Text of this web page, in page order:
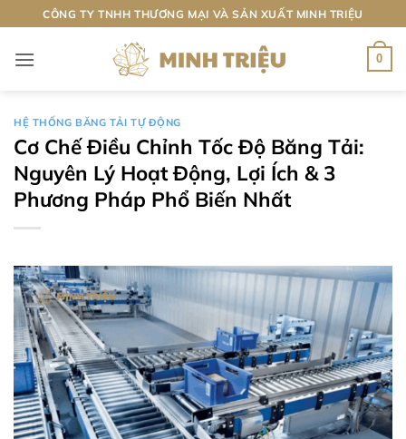
qua
nội
CÔNG TY TNHH THƯƠNG MẠI VÀ SẢN XUẤT MINH TRIỆU
0
HỆ THỐNG BĂNG TẢI TỰ ĐỘNG
Cơ Chế Điều Chỉnh Tốc Độ Băng Tải:
Nguyên Lý Hoạt Động, Lợi Ích & 3
Phương Pháp Phổ Biến Nhất